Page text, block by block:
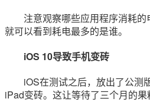
注意观察哪些应用程序消耗的
就可以看到耗电最多的是谁。
iOS 10导致手机变砖
iOS在测试之后，放出了公测
iPad变砖。这让等待了三个月的果